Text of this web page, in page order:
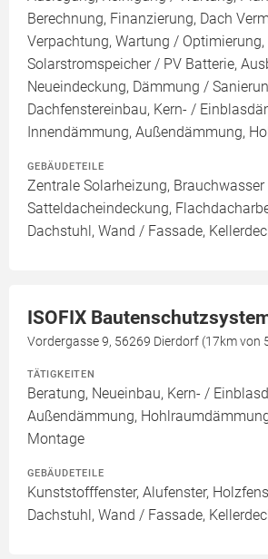
Berechnung, Finanzierung, Dach
Verpachtung, Wartung / Optimierung,
Solarstromspeicher / PV Batterie,
Neueindeckung, Dämmung /
Dachfenstereinbau, Kern- /
Innendämmung, Außendämmung,
GEBÄUDETEILE
Zentrale Solarheizung,
Satteldacheindeckung,
Dachstuhl, Wand / Fassade,
ISOFIX
Vordergasse 9, 56269 Dierdorf (17km von
TÄTIGKEITEN
Beratung, Neueinbau, Kern- /
Außendämmung,
Montage
GEBÄUDETEILE
Kunststofffenster, Alufenster,
Dachstuhl, Wand / Fassade,